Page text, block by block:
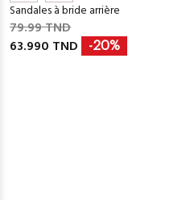
Sandales à bride arrière
79.99 TND
63.990 TND
-20%